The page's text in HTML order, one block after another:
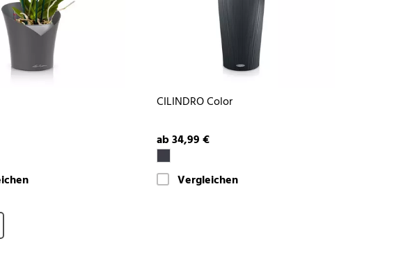
CILINDRO Color
ab 34,99 €
Vergleichen